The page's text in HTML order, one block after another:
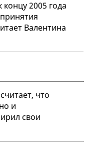
2005 года
Валентина
что
и
свои